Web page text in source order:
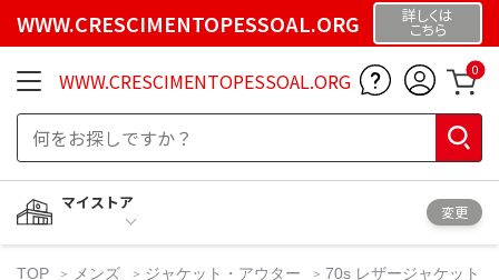
WWW.CRESCIMENTOPESSOAL.ORG 詳しくは
こちら
WWW.CRESCIMENTOPESSOAL.ORG 0
マイストア
変更
TOP メンズ ジャケット・アウター
70s レザージャケット